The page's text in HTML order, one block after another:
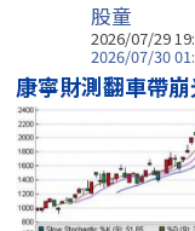
股童
2026/07/29
2026/07/30
康寧財測翻車帶